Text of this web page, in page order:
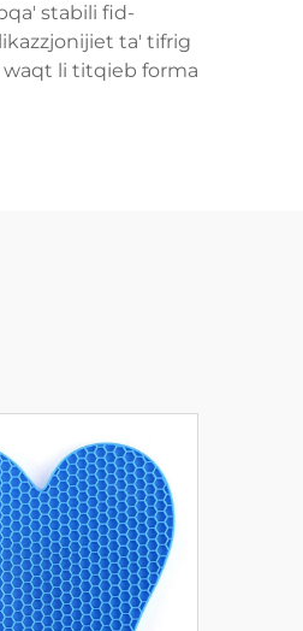
stabili fid-
ta' tifrig
li titqieb forma